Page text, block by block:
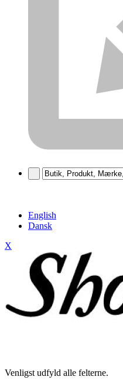
English
Dansk
X
Venligst udfyld alle felterne.